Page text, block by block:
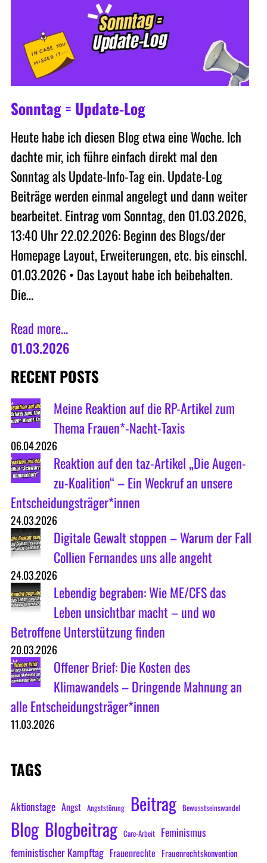
Sonntag = Update-Log
Heute habe ich diesen Blog etwa eine Woche. Ich
dachte mir, ich führe einfach direkt mal den
Sonntag als Update-Info-Tag ein. Update-Log
Beiträge werden einmal angelegt und dann weiter
bearbeitet. Eintrag vom Sonntag, den 01.03.2026,
13:40 Uhr 22.02.2026: Beginn des Blogs/der
Homepage Layout, Erweiterungen, etc. bis einschl.
01.03.2026 • Das Layout habe ich beibehalten.
Die…
Read more...
01.03.2026
RECENT POSTS
Meine Reaktion auf die RP-Artikel zum
Thema Frauen*-Nacht-Taxis
06.04.2026
Reaktion auf den taz-Artikel „Die Augen-
zu-Koalition“ – Ein Weckruf an unsere
Entscheidungsträger*innen
24.03.2026
Digitale Gewalt stoppen – Warum der Fall
Collien Fernandes uns alle angeht
24.03.2026
Lebendig begraben: Wie ME/CFS das
Leben unsichtbar macht – und wo
Betroffene Unterstützung finden
20.03.2026
Offener Brief: Die Kosten des
Klimawandels – Dringende Mahnung an
alle Entscheidungsträger*innen
11.03.2026
TAGS
Aktionstage Angst Angststörung Beitrag Bewusstseinswandel
Blog Blogbeitrag Care-Arbeit Feminismus
feministischer Kampftag Frauenrechte Frauenrechtskonvention